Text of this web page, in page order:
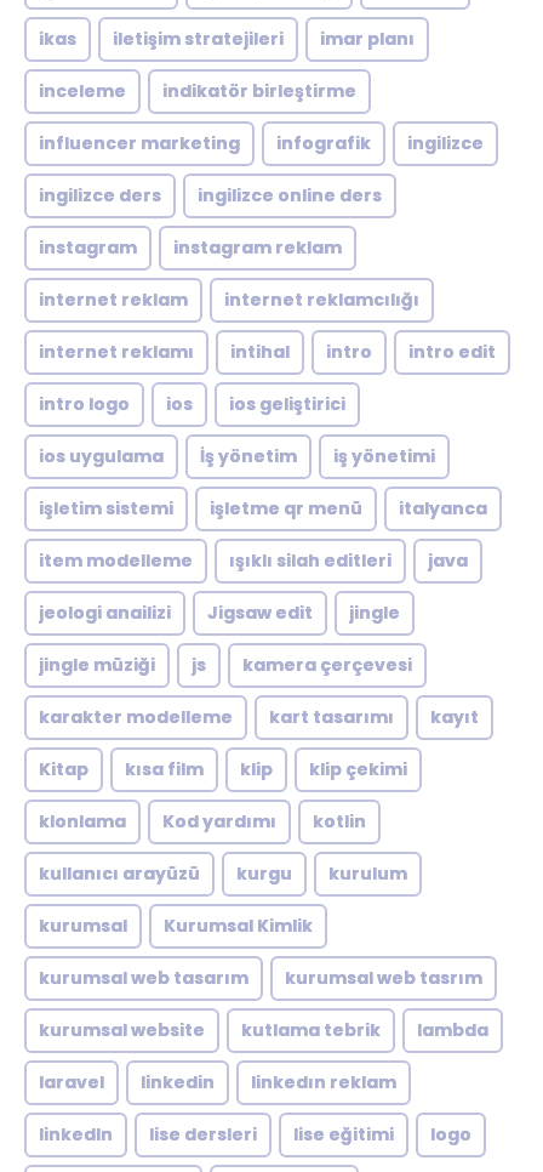
ikas iletişim stratejileri imar planı
inceleme indikatör birleştirme
influencer marketing infografik ingilizce
ingilizce ders ingilizce online ders
instagram instagram reklam
internet reklam internet reklamcılığı
internet reklamı intihal intro intro edit
intro logo ios ios geliştirici
ios uygulama İş yönetim iş yönetimi
işletim sistemi işletme qr menü italyanca
item modelleme ışıklı silah editleri java
jeologi anailizi Jigsaw edit jingle
jingle müziği js kamera çerçevesi
karakter modelleme kart tasarımı kayıt
Kitap kısa film klip klip çekimi
klonlama Kod yardımı kotlin
kullanıcı arayüzü kurgu kurulum
kurumsal Kurumsal Kimlik
kurumsal web tasarım kurumsal web tasrım
kurumsal website kutlama tebrik lambda
laravel linkedin linkedın reklam
linkedln lise dersleri lise eğitimi logo